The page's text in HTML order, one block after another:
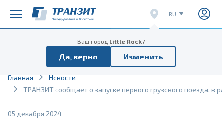
Ваш город Little Rock?
Да, верно Изменить
RU
EN
Расписание поездов Расписание
Главная
Новости
ТРАНЗИТ сообщает о запуске первого грузового поезда, в
05 декабря 2024